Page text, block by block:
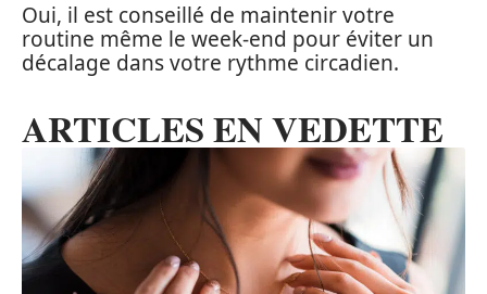
Oui, il est conseillé de maintenir votre
routine même le week-end pour éviter un
décalage dans votre rythme circadien.
ARTICLES EN VEDETTE